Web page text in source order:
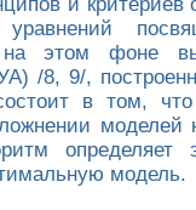
и
уравнений
этом фоне
/8, 9/,
в том,
моделей
модель.